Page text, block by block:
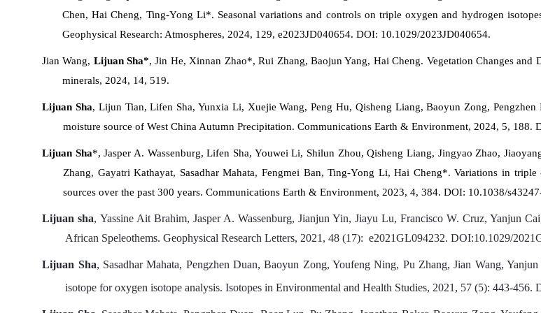
Chen, Hai Cheng, Ting‐Yong Li*. Seasonal variations and controls on triple oxygen and hydrogen
Geophysical Research: Atmospheres, 2024, 129, e2023JD040654. DOI: 10.1029/2023JD040654.
Jian Wang, Lijuan Sha*, Jin He, Xinnan Zhao*, Rui Zhang, Baojun Yang, Hai Cheng. Vegetation Changes
minerals, 2024, 14, 519.
Lijuan Sha, Lijun Tian, Lifen Sha, Yunxia Li, Xuejie Wang, Peng Hu, Qisheng Liang, Baoyun Zong,
moisture source of West China Autumn Precipitation. Communications Earth & Environment, 2024, 5, 188.
Lijuan Sha*, Jasper A. Wassenburg, Lifen Sha, Youwei Li, Shilun Zhou, Qisheng Liang, Jingyao Zhao,
Zhang, Gayatri Kathayat, Sasadhar Mahata, Fengmei Ban, Ting-Yong Li, Hai Cheng*. Variations in
sources over the past 300 years. Communications Earth & Environment, 2023, 4, 384. DOI: 10.1038/
Lijuan sha, Yassine Ait Brahim, Jasper A. Wassenburg, Jianjun Yin, Jiayu Lu, Francisco W. Cruz, Yanjun
African Speleothems. Geophysical Research Letters, 2021, 48 (17): e2021GL094232. DOI:10.1029/
Lijuan Sha, Sasadhar Mahata, Pengzhen Duan, Baoyun Zong, Youfeng Ning, Pu Zhang, Jian Wang,
isotope for oxygen isotope analysis. Isotopes in Environmental and Health Studies, 2021, 57 (5): 443-456.